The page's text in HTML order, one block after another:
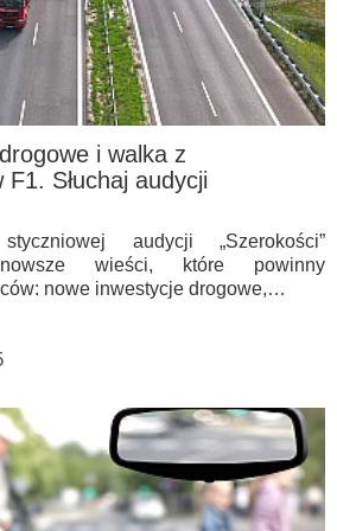
i walka z
Słuchaj audycji
audycji „Szerokości”
wieści, które powinny
nowe inwestycje drogowe,…